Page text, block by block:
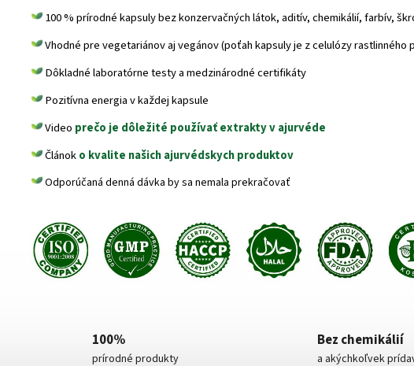
100 % prírodné kapsuly bez konzervačných látok, aditív, chemikálií, farbív,
Vhodné pre vegetariánov aj vegánov (poťah kapsuly je z celulózy rastlinného
Dôkladné laboratórne testy a medzinárodné certifikáty
Pozitívna energia v každej kapsule
Video prečo je dôležité používať extrakty v ajurvéde
Článoko kvalite našich ajurvédskych produktov
Odporúčaná denná dávka by sa nemala prekračovať
100%
prírodné produkty
Bez chemikálií
a akýchkoľvek